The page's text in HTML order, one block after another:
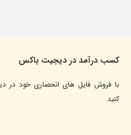
کسب درآمد در دیجیت باکس
با فروش فایل های انحصاری خود در
کنید